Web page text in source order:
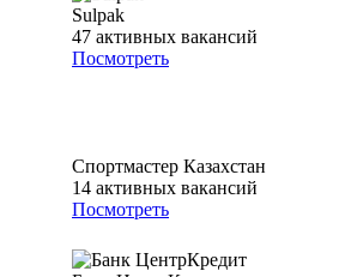
Sulpak
47 активных вакансий
Посмотреть
Спортмастер Казахстан
14 активных вакансий
Посмотреть